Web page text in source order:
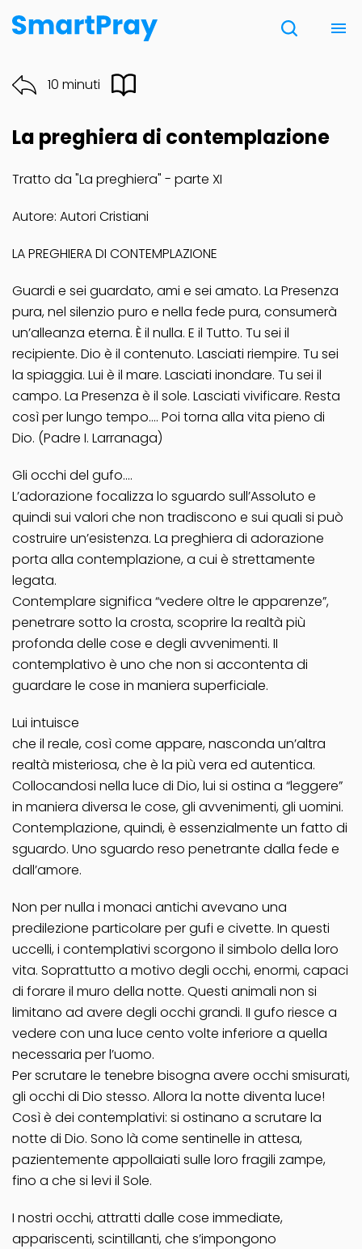
Chi siamo
Contatti
Donazione
Note Legali
10 minuti
La preghiera di contemplazione
Tratto da "La preghiera" - parte XI
Autore: Autori Cristiani
LA PREGHIERA DI CONTEMPLAZIONE
Guardi e sei guardato, ami e sei amato. La Presenza
pura, nel silenzio puro e nella fede pura, consumerà
un’alleanza eterna. È il nulla. E il Tutto. Tu sei il
recipiente. Dio è il contenuto. Lasciati riempire. Tu sei
la spiaggia. Lui è il mare. Lasciati inondare. Tu sei il
campo. La Presenza è il sole. Lasciati vivificare. Resta
così per lungo tempo…. Poi torna alla vita pieno di
Dio. (Padre I. Larranaga)
Gli occhi del gufo….
L’adorazione focalizza lo sguardo sull’Assoluto e
quindi sui valori che non tradiscono e sui quali si può
costruire un’esistenza. La preghiera di adorazione
porta alla contemplazione, a cui è strettamente
legata.
Contemplare significa “vedere oltre le apparenze”,
penetrare sotto la crosta, scoprire la realtà più
profonda delle cose e degli avvenimenti. II
contemplativo è uno che non si accontenta di
guardare le cose in maniera superficiale.
Lui intuisce
che il reale, così come appare, nasconda un’altra
realtà misteriosa, che è la più vera ed autentica.
Collocandosi nella luce di Dio, lui si ostina a “leggere”
in maniera diversa le cose, gli avvenimenti, gli uomini.
Contemplazione, quindi, è essenzialmente un fatto di
sguardo. Uno sguardo reso penetrante dalla fede e
dall’amore.
Non per nulla i monaci antichi avevano una
predilezione particolare per gufi e civette. In questi
uccelli, i contemplativi scorgono il simbolo della loro
vita. Soprattutto a motivo degli occhi, enormi, capaci
di forare il muro della notte. Questi animali non si
limitano ad avere degli occhi grandi. II gufo riesce a
vedere con una luce cento volte inferiore a quella
necessaria per l’uomo.
Per scrutare le tenebre bisogna avere occhi smisurati,
gli occhi di Dio stesso. Allora la notte diventa luce!
Così è dei contemplativi: si ostinano a scrutare la
notte di Dio. Sono là come sentinelle in attesa,
pazientemente appollaiati sulle loro fragili zampe,
fino a che si levi il Sole.
I nostri occhi, attratti dalle cose immediate,
appariscenti, scintillanti, che s’impongono